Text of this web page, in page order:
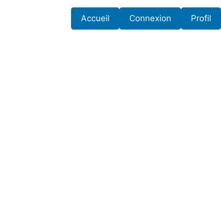
Accueil Connexion Profil